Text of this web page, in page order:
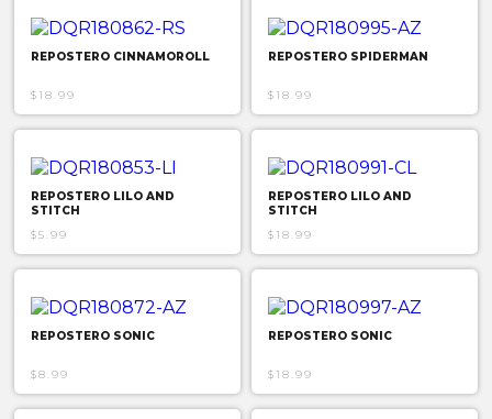
REPOSTERO CINNAMOROLL
$18.99
REPOSTERO SPIDERMAN
$18.99
REPOSTERO LILO AND
STITCH
$5.99
REPOSTERO LILO AND
STITCH
$18.99
REPOSTERO SONIC
$8.99
REPOSTERO SONIC
$18.99